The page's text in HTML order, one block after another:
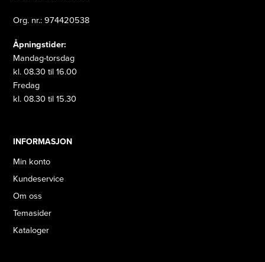
Org. nr.: 974420538
Åpningstider:
Mandag-torsdag
kl. 08.30 til 16.00
Fredag
kl. 08.30 til 15.30
INFORMASJON
Min konto
Kundeservice
Om oss
Temasider
Kataloger